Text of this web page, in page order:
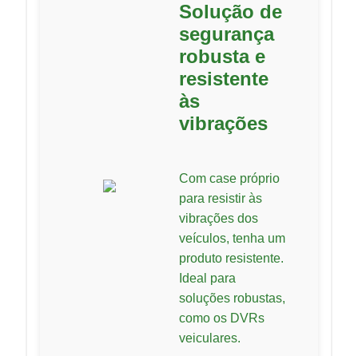
Solução de
segurança
robusta e
resistente
às
vibrações
Com case próprio
para resistir às
vibrações dos
veículos, tenha um
produto resistente.
Ideal para
soluções robustas,
como os DVRs
veiculares.